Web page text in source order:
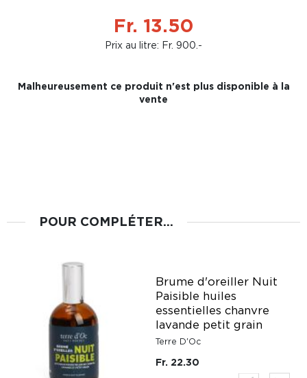
Fr. 13.50
Prix au litre: Fr. 900.-
Malheureusement ce produit n'est plus disponible à la
vente
POUR COMPLÉTER...
Brume d'oreiller Nuit
Paisible huiles
essentielles chanvre
lavande petit grain
Terre D'Oc
Fr. 22.30